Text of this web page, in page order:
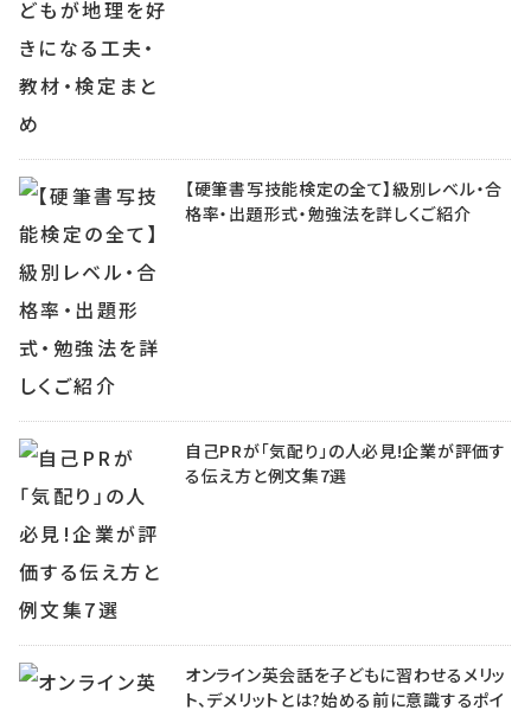
【硬筆書写技能検定の全て】級別レベル・合
格率・出題形式・勉強法を詳しくご紹介
自己PRが「気配り」の人必見!企業が評価す
る伝え方と例文集7選
オンライン英会話を子どもに習わせるメリッ
ト、デメリットとは?始める前に意識するポイ